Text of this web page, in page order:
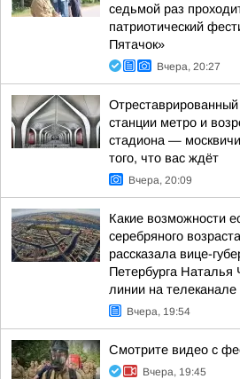
седьмой раз
патриотический
Пятачок»
Вчера, 20:27
станции метро и
стадиона —
того, что вас ждёт
Вчера, 20:09
Какие возможности
серебряного
рассказала вице-
Петербурга
линии на
Вчера, 19:54
Смотрите видео с
Вчера, 19:45